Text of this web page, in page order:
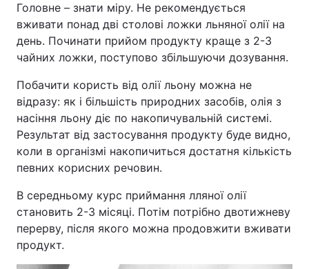
Головне – знати міру. Не рекомендується
вживати понад дві столові ложки льняної олії на
день. Починати прийом продукту краще з 2-3
чайних ложки, поступово збільшуючи дозування.
Побачити користь від олії льону можна не
відразу: як і більшість природних засобів, олія з
насіння льону діє по накопичувальній системі.
Результат від застосування продукту буде видно,
коли в організмі накопичиться достатня кількість
певних корисних речовин.
В середньому курс приймання лляної олії
становить 2-3 місяці. Потім потрібно двотижневу
перерву, після якого можна продовжити вживати
продукт.